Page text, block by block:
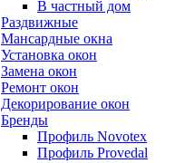
В частный дом
Раздвижные
Мансардные окна
Установка окон
Замена окон
Ремонт окон
Декорирование окон
Бренды
Профиль Novotex
Профиль Provedal